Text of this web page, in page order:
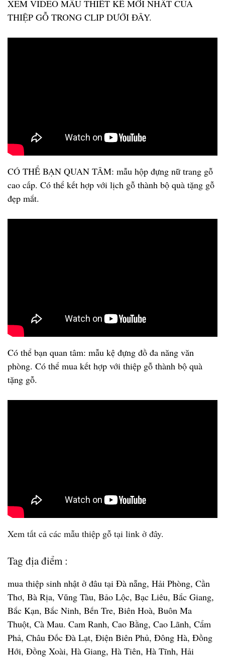
XEM VIDEO MẪU THIẾT KẾ MỚI NHẤT CỦA
THIỆP GỖ TRONG CLIP DƯỚI ĐÂY.
CÓ THỂ BẠN QUAN TÂM: mẫu hộp đựng nữ trang gỗ
cao cấp. Có thể kết hợp với lịch gỗ thành bộ quà tặng gỗ
đẹp mắt.
Có thể bạn quan tâm: mẫu kệ đựng đồ đa năng văn
phòng. Có thể mua kết hợp với thiệp gỗ thành bộ quà
tặng gỗ.
Xem tất cả các mẫu thiệp gỗ tại link ở đây.
Tag địa điểm :
mua thiệp sinh nhật ở đâu tại Đà nẵng, Hải Phòng, Cần
Thơ, Bà Rịa, Vũng Tàu, Bảo Lộc, Bạc Liêu, Bắc Giang,
Bắc Kạn, Bắc Ninh, Bến Tre, Biên Hoà, Buôn Ma
Thuột, Cà Mau. Cam Ranh, Cao Bằng, Cao Lãnh, Cẩm
Phả, Châu Đốc Đà Lạt, Điện Biên Phủ, Đông Hà, Đồng
Hới, Đồng Xoài, Hà Giang, Hà Tiên, Hà Tĩnh, Hải